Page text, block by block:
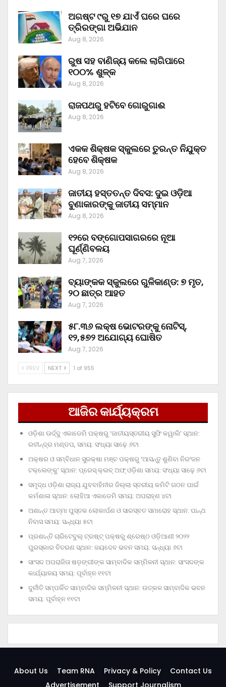
ଅଗଷ୍ଟ ୯ରୁ ୧୭ ଯାଏଁ ଘରେ ଘରେ
ତ୍ରିରଙ୍ଗା ଅଭିଯାନ
Aug 8, 2026
ରୁଷ ସହ ବାଣିଜ୍ୟ କଲେ ଲାଗିପାରେ
୧୦୦% ଶୁଳ୍କ
Aug 8, 2026
ରାଜପଥରୁ ହଟିବେ ଗୋରୁଗାଈ
Aug 8, 2026
ଏକକ ଶିକ୍ଷକ ସ୍କୁଲରେ ତୁରନ୍ତ ନିଯୁକ୍ତ
ହେବେ ଶିକ୍ଷକ
Aug 8, 2026
ଜାତୀୟ ହସ୍ତତନ୍ତ ଦିବସ: ଦୁଇ ଓଡ଼ିଆ
ବୁଣାକାରଙ୍କୁ ଜାତୀୟ ସମ୍ମାନ
Aug 8, 2026
୧୨ରେ ବଙ୍ଗୋପସାଗରରେ ନୂଆ
ଘୂର୍ଣ୍ଣିବଳୟ
Aug 7, 2026
ବ୍ୟାଙ୍କକ ସ୍କୁଲରେ ଗୁଳିକାଣ୍ଡ: ୭ ମୃତ,
୨୦ ଛାତ୍ର ଆହତ
Aug 7, 2026
୫୮.୩୬ ଲକ୍ଷ ଭୋଟରଙ୍କୁ ନୋଟିସ୍‌,
୧୨,୫୭୨ ଅଯୋଗ୍ୟ ଘୋଷିତ
Aug 7, 2026
PREV NEXT 1 of 955
ଆଜିର କାର୍ଯ୍ୟକ୍ରମ
ଓଡ଼ିଶା ଊର୍ଦ୍ଦୁ ଏକାଡେମି ପକ୍ଷରୁ ‘ଜାତୀୟସ୍ତରୀୟ ସୁଫି କୱାଲି’ ସ୍ଥାନ:
ରବୀନ୍ଦ୍ର ମଣ୍ଡପ, ସମୟ: ସଂଧ୍ୟା ସାଢ଼େ ୬ଟା
ଅକ୍ଷର ଓ ସମ୍ବିଧାନ ସୁରକ୍ଷା ମଞ୍ଚ ପକ୍ଷରୁ ‘ଆସନ୍ତୁ ଶୁଣିବା ନିରଂଜନ
ଟକ୍‌ଲେଙ୍କୁ’ ସ୍ଥାନ: ପ୍ରେସ୍‌ କ୍ଲବ୍‌ ଅଫ୍‌ ଓଡ଼ିଶା ସମୟ: ସଂଧ୍ୟା ସାଢ଼େ ୬ଟା
ସମୃଦ୍ଧ ଓଡ଼ିଶା ରାଜ୍ୟ ଯୁବବାହିନୀର ଜିଲ୍ଲା ସ୍ତରୀୟ କମିଟି ଗଠନ ପାଇଁ
କର୍ମଶାଳା ସ୍ଥାନ: ଲୋହିଆ ଏକାଡେମି ସମୟ: ଅପରାହ୍‌ଣ ୪ଟା
ଅଶାନ୍ତ ଆତ୍ମା ପୁସ୍ତକ ଲୋକାର୍ପଣ ଓ ସାରସ୍ବତ ସମାରୋହ ସ୍ଥାନ: ପାନ୍ଥ
ନିବାସ ସମୟ: ସନ୍ଧ୍ୟା ୫ଟା
ପ୍ରଶାନ୍ତି ଚାରିଟେବୁଲ୍‌ ଟ୍ରଷ୍ଟ୍‌ ପକ୍ଷରୁ ଶ୍ରେଷ୍ଠ ଓଡ଼ିଆଣୀ ୨୦୨୨
ପୁରସ୍କାର ବିତରଣ ସ୍ଥାନ: ଜୟଦେବ ଭବନ ସମୟ: ସନ୍ଧ୍ୟା ୬ଟା
ସାଂସଦ ଅପରାଜିତା ଷଡ଼ଙ୍ଗୀଙ୍କ ସାମ୍ବାଦିକ ସମ୍ମିଳନୀ ସ୍ଥାନ: ସାଂସଦଙ୍କ
କାର୍ଯ୍ୟାଳୟ ସମୟ: ପୂର୍ବାହ୍ନ ୧୧ଟା
ଦୁର୍ନୀତି ସମ୍ପର୍କିତ ସାମ୍ବାଦିକ ସମ୍ମିଳନୀ ସ୍ଥାନ: ଉତ୍କଳ ସାମ୍ବାଦିକ ଭବନ
ସମୟ: ପୂର୍ବାହ୍ନ ୧୧ଟା
About Us Team RNA Privacy & Policy
Contact Us